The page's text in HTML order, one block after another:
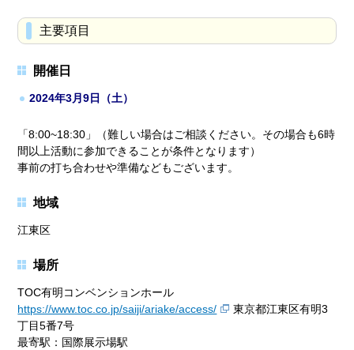
主要項目
開催日
2024年3月9日（土）
「8:00~18:30」（難しい場合はご相談ください。その場合も6時
間以上活動に参加できることが条件となります）
事前の打ち合わせや準備などもございます。
地域
江東区
場所
TOC有明コンベンションホール
https://www.toc.co.jp/saiji/ariake/access/
東京都江東区有明3
丁目5番7号
最寄駅：国際展示場駅